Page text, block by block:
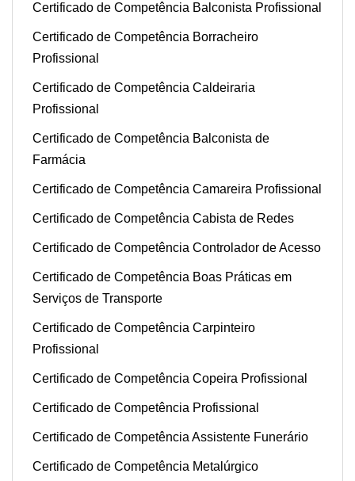
Certificado de Competência Balconista Profissional
Certificado de Competência Borracheiro
Profissional
Certificado de Competência Caldeiraria
Profissional
Certificado de Competência Balconista de
Farmácia
Certificado de Competência Camareira Profissional
Certificado de Competência Cabista de Redes
Certificado de Competência Controlador de Acesso
Certificado de Competência Boas Práticas em
Serviços de Transporte
Certificado de Competência Carpinteiro
Profissional
Certificado de Competência Copeira Profissional
Certificado de Competência Profissional
Certificado de Competência Assistente Funerário
Certificado de Competência Metalúrgico